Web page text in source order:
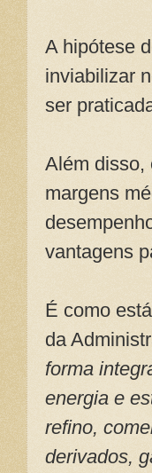
A hipótese
inviabilizar
ser
Além disso,
margens
vantagens
É como
da
forma
energia e
refino,
derivados,